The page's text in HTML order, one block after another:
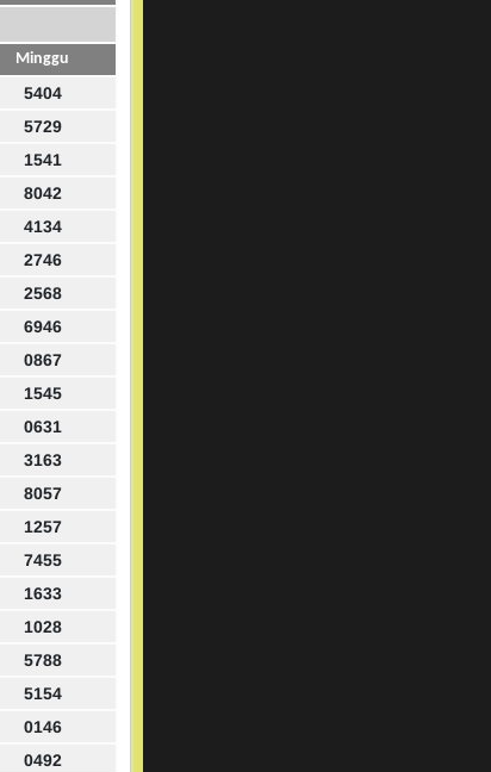
Minggu
5404
5729
1541
8042
4134
2746
2568
6946
0867
1545
0631
3163
8057
1257
7455
1633
1028
5788
5154
0146
0492